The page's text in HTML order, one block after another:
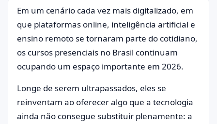
Em um cenário cada vez mais digitalizado, em
que plataformas online, inteligência artificial e
ensino remoto se tornaram parte do cotidiano,
os cursos presenciais no Brasil continuam
ocupando um espaço importante em 2026.
Longe de serem ultrapassados, eles se
reinventam ao oferecer algo que a tecnologia
ainda não consegue substituir plenamente: a